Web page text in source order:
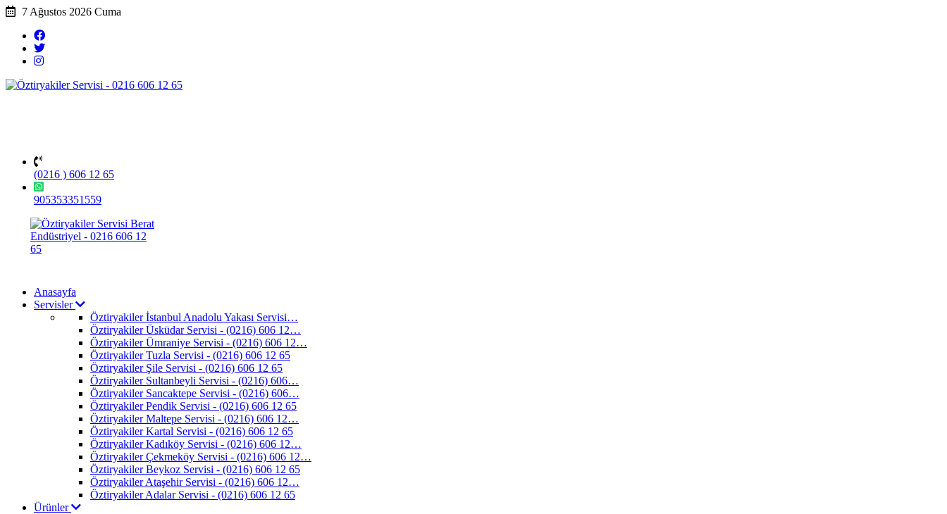
7 Ağustos 2026 Cuma
(0216 ) 606 12 65
905353351559
Anasayfa
Servisler
Öztiryakiler İstanbul Anadolu Yakası Servisi…
Öztiryakiler Üsküdar Servisi - (0216) 606 12…
Öztiryakiler Ümraniye Servisi - (0216) 606 12…
Öztiryakiler Tuzla Servisi - (0216) 606 12 65
Öztiryakiler Şile Servisi - (0216) 606 12 65
Öztiryakiler Sultanbeyli Servisi - (0216) 606…
Öztiryakiler Sancaktepe Servisi - (0216) 606…
Öztiryakiler Pendik Servisi - (0216) 606 12 65
Öztiryakiler Maltepe Servisi - (0216) 606 12…
Öztiryakiler Kartal Servisi - (0216) 606 12 65
Öztiryakiler Kadıköy Servisi - (0216) 606 12…
Öztiryakiler Çekmeköy Servisi - (0216) 606 12…
Öztiryakiler Beykoz Servisi - (0216) 606 12 65
Öztiryakiler Ataşehir Servisi - (0216) 606 12…
Öztiryakiler Adalar Servisi - (0216) 606 12 65
Ürünler